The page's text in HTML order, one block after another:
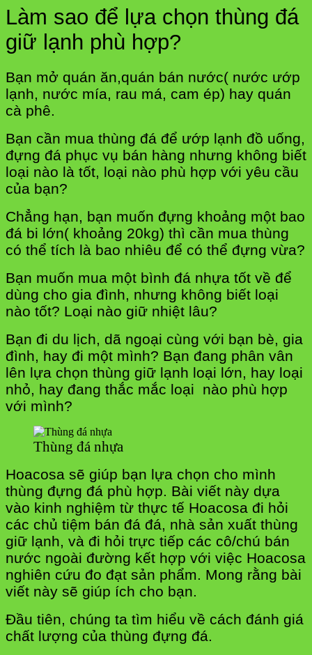
Làm sao để lựa chọn thùng đá
giữ lạnh phù hợp?
Bạn mở quán ăn,quán bán nước( nước ướp
lạnh, nước mía, rau má, cam ép) hay quán
cà phê.
Bạn cần mua thùng đá để ướp lạnh đồ uống,
đựng đá phục vụ bán hàng nhưng không biết
loại nào là tốt, loại nào phù hợp với yêu cầu
của bạn?
Chẳng hạn, bạn muốn đựng khoảng một bao
đá bi lớn( khoảng 20kg) thì cần mua thùng
có thể tích là bao nhiêu để có thể đựng vừa?
Bạn muốn mua một bình đá nhựa tốt về để
dùng cho gia đình, nhưng không biết loại
nào tốt? Loại nào giữ nhiệt lâu?
Bạn đi du lịch, dã ngoại cùng với bạn bè, gia
đình, hay đi một mình? Bạn đang phân vân
lên lựa chọn thùng giữ lạnh loại lớn, hay loại
nhỏ, hay đang thắc mắc loại nào phù hợp
với mình?
Thùng đá nhựa
Hoacosa sẽ giúp bạn lựa chọn cho mình
thùng đựng đá phù hợp. Bài viết này dựa
vào kinh nghiệm từ thực tế Hoacosa đi hỏi
các chủ tiệm bán đá đá, nhà sản xuất thùng
giữ lạnh, và đi hỏi trực tiếp các cô/chú bán
nước ngoài đường kết hợp với việc Hoacosa
nghiên cứu đo đạt sản phẩm. Mong rằng bài
viết này sẽ giúp ích cho bạn.
Đầu tiên, chúng ta tìm hiểu về cách đánh giá
chất lượng của thùng đựng đá.